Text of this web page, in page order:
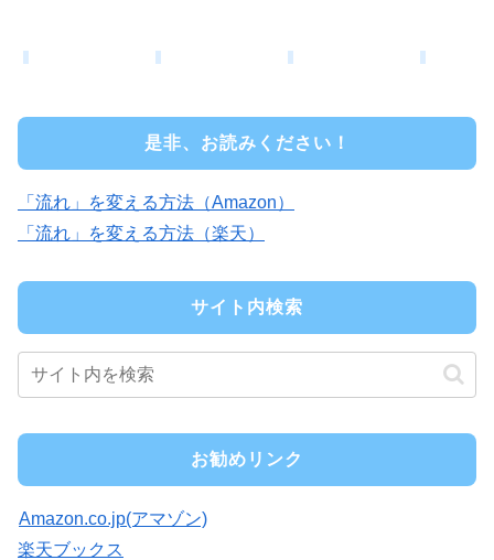
是非、お読みください！
「流れ」を変える方法（Amazon）
「流れ」を変える方法（楽天）
サイト内検索
お勧めリンク
Amazon.co.jp(アマゾン)
楽天ブックス